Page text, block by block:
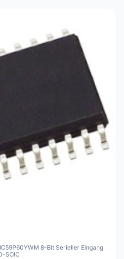
8-Bit Serieller Eingang
SOIC